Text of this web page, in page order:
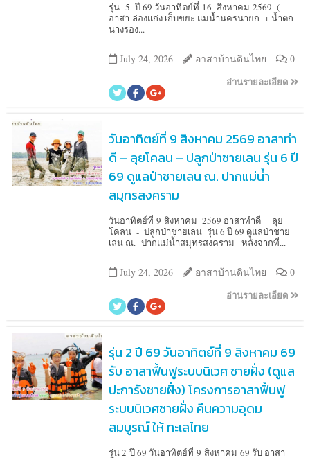
รุ่น 5 ปี 69 วันอาทิตย์ที่ 16 สิงหาคม 2569 (
อาสา ล่องแก่ง เก็บขยะ แม่น้ำนครนายก + น้ำตก
นางรอง...
July 24, 2026 อาสาบ้านดินไทย 0
อ่านรายละเอียด
วันอาทิตย์ที่ 9 สิงหาคม 2569 อาสาทำ
ดี – ลุยโคลน – ปลูกป่าชายเลน รุ่น 6 ปี
69 ดูแลป่าชายเลน ณ. ปากแม่น้ำ
สมุทรสงคราม
วันอาทิตย์ที่ 9 สิงหาคม 2569 อาสาทำดี - ลุย
โคลน - ปลูกป่าชายเลน รุ่น 6 ปี 69 ดูแลป่าชาย
เลน ณ. ปากแม่น้ำสมุทรสงคราม หลังจากที่...
July 24, 2026 อาสาบ้านดินไทย 0
อ่านรายละเอียด
รุ่น 2 ปี 69 วันอาทิตย์ที่ 9 สิงหาคม 69
รับ อาสาฟื้นฟูระบบนิเวศ ชายฝั่ง (ดูแล
ปะการังชายฝั่ง) โครงการอาสาฟื้นฟู
ระบบนิเวศชายฝั่ง คืนความอุดม
สมบูรณ์ ให้ ทะเลไทย
รุ่น 2 ปี 69 วันอาทิตย์ที่ 9 สิงหาคม 69 รับ อาสา